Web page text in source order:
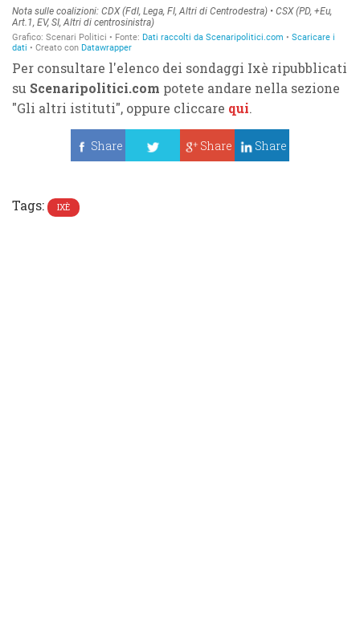
Per consultare l'elenco dei sondaggi Ixè ripubblicati
su Scenaripolitici.com potete andare nella sezione
"Gli altri istituti", oppure cliccare qui.
Share
Share Share
Tags: IXÈ